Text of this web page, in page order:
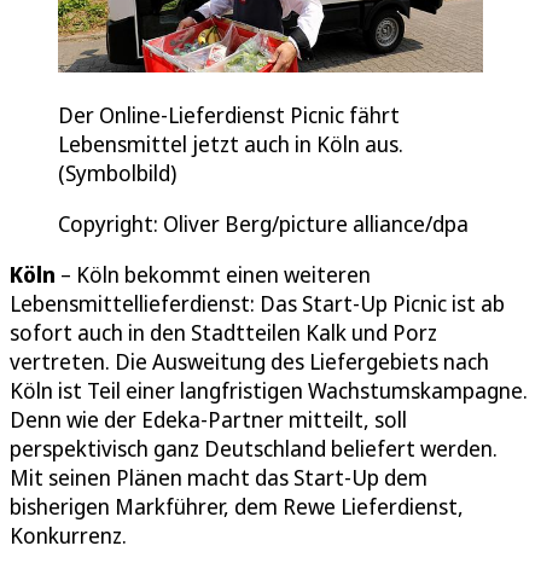
Der Online-Lieferdienst Picnic fährt
Lebensmittel jetzt auch in Köln aus.
(Symbolbild)
Copyright: Oliver Berg/picture alliance/dpa
Köln – Köln bekommt einen weiteren
Lebensmittellieferdienst: Das Start-Up Picnic ist ab
sofort auch in den Stadtteilen Kalk und Porz
vertreten. Die Ausweitung des Liefergebiets nach
Köln ist Teil einer langfristigen Wachstumskampagne.
Denn wie der Edeka-Partner mitteilt, soll
perspektivisch ganz Deutschland beliefert werden.
Mit seinen Plänen macht das Start-Up dem
bisherigen Markführer, dem Rewe Lieferdienst,
Konkurrenz.